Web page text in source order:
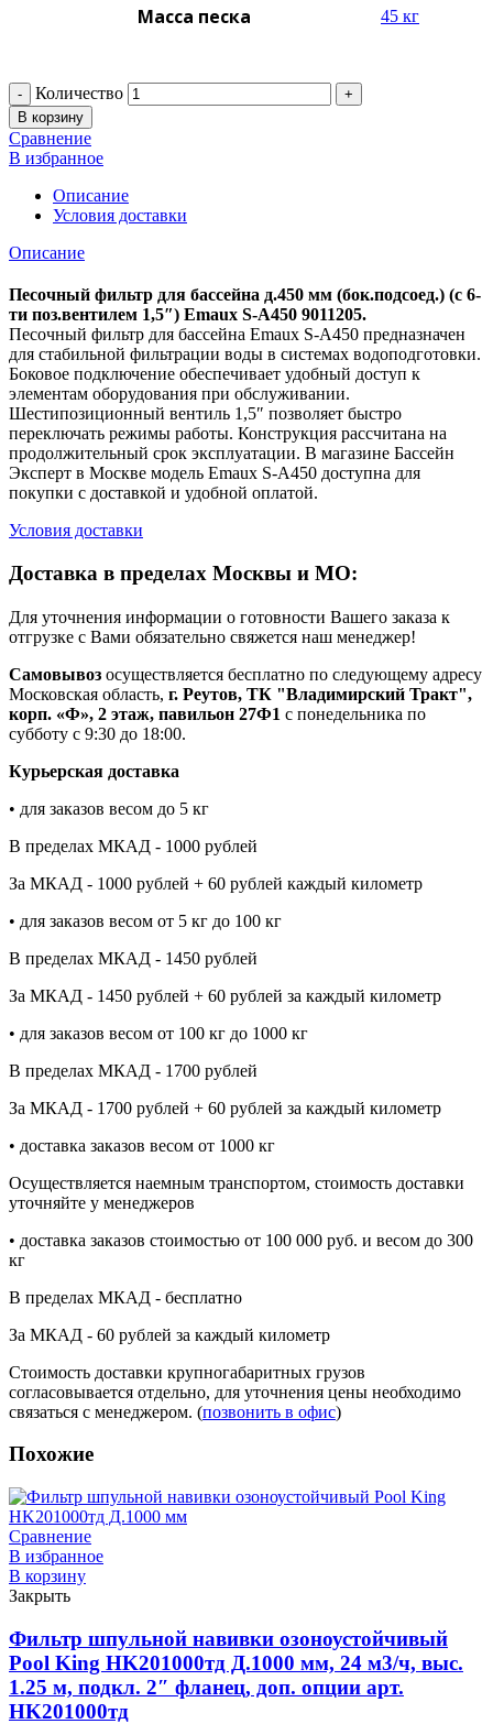
Масса песка 45 кг
Количество
В корзину
Сравнение
В избранное
Описание
Условия доставки
Описание
Песочный фильтр для бассейна д.450 мм (бок.подсоед.) (с 6-
ти поз.вентилем 1,5″) Emaux S-A450 9011205.
Песочный фильтр для бассейна Emaux S-A450 предназначен
для стабильной фильтрации воды в системах водоподготовки.
Боковое подключение обеспечивает удобный доступ к
элементам оборудования при обслуживании.
Шестипозиционный вентиль 1,5″ позволяет быстро
переключать режимы работы. Конструкция рассчитана на
продолжительный срок эксплуатации. В магазине Бассейн
Эксперт в Москве модель Emaux S-A450 доступна для
покупки с доставкой и удобной оплатой.
Условия доставки
Доставка в пределах Москвы и МО:
Для уточнения информации о готовности Вашего заказа к
отгрузке с Вами обязательно свяжется наш менеджер!
Самовывоз осуществляется бесплатно по следующему адресу
Московская область, г. Реутов, ТК "Владимирский Тракт",
корп. «Ф», 2 этаж, павильон 27Ф1 с понедельника по
субботу с 9:30 до 18:00.
Курьерская доставка
• для заказов весом до 5 кг
В пределах МКАД - 1000 рублей
За МКАД - 1000 рублей + 60 рублей каждый километр
• для заказов весом от 5 кг до 100 кг
В пределах МКАД - 1450 рублей
За МКАД - 1450 рублей + 60 рублей за каждый километр
• для заказов весом от 100 кг до 1000 кг
В пределах МКАД - 1700 рублей
За МКАД - 1700 рублей + 60 рублей за каждый километр
• доставка заказов весом от 1000 кг
Осуществляется наемным транспортом, стоимость доставки
уточняйте у менеджеров
• доставка заказов стоимостью от 100 000 руб. и весом до 300
кг
В пределах МКАД - бесплатно
За МКАД - 60 рублей за каждый километр
Стоимость доставки крупногабаритных грузов
согласовывается отдельно, для уточнения цены необходимо
связаться с менеджером. (позвонить в офис)
Похожие
Сравнение
В избранное
В корзину
Закрыть
Фильтр шпульной навивки озоноустойчивый
Pool King HK201000тд Д.1000 мм, 24 м3/ч, выс.
1.25 м, подкл. 2″ фланец, доп. опции арт.
HK201000тд